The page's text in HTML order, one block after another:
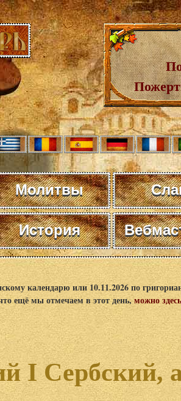
Молитвы
История
календарю или 10.11.2026 по
ещё мы отмечаем в этот день,можно здесь
I Сербский,